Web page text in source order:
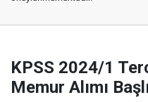
KPSS 2024/1
Memur Alımı